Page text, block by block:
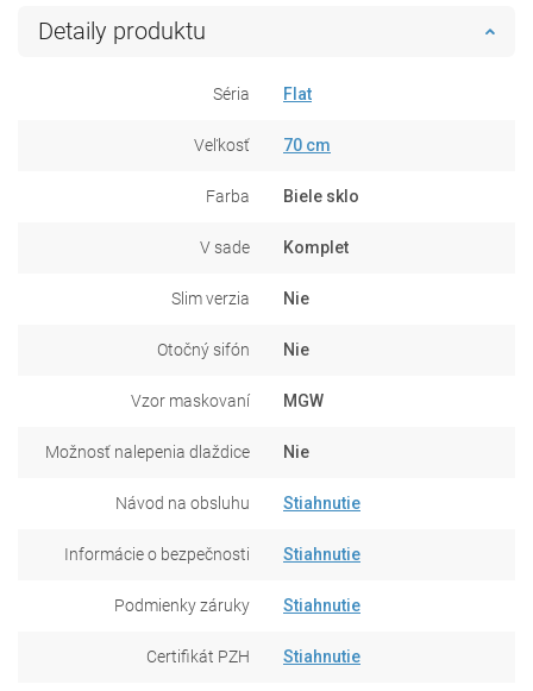
Detaily produktu
Séria Flat
Veľkosť 70 cm
Farba Biele sklo
V sade Komplet
Slim verzia Nie
Otočný sifón Nie
Vzor maskovaní MGW
Možnosť nalepenia dlaždice Nie
Návod na obsluhu Stiahnutie
Informácie o bezpečnosti Stiahnutie
Podmienky záruky Stiahnutie
Certifikát PZH Stiahnutie